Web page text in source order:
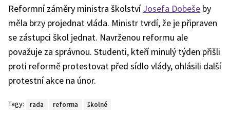
Reformní záměry ministra školstvíJosefa Dobeše by
měla brzy projednat vláda. Ministr tvrdí, že je připraven
se zástupci škol jednat. Navrženou reformu ale
považuje za správnou. Studenti, kteří minulý týden přišli
proti reformě protestovat před sídlo vlády, ohlásili další
protestní akce na únor.
Tagy: rada reforma školné